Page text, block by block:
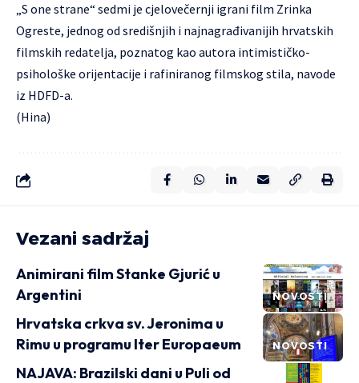
„S one strane“ sedmi je cjelovečernji igrani film Zrinka
Ogreste, jednog od središnjih i najnagrađivanijih hrvatskih
filmskih redatelja, poznatog kao autora intimističko-
psihološke orijentacije i rafiniranog filmskog stila, navode
iz HDFD-a.
(Hina)
Vezani sadržaj
NOVOSTI
Animirani film Stanke Gjurić u
Argentini
NOVOSTI
Hrvatska crkva sv. Jeronima u
Rimu u programu Iter Europaeum
NAJAVA: Brazilski dani u Puli od